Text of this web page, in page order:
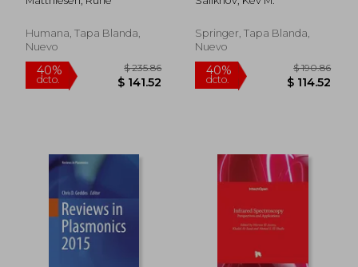
Inglés)
Humana, Tapa Blanda,
Nuevo
Inglés)
Springer, Tapa Blanda,
Nuevo